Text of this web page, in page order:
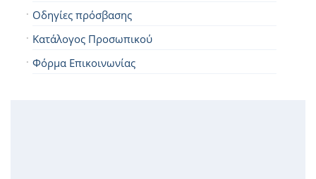
Οδηγίες πρόσβασης
Κατάλογος Προσωπικού
Φόρμα Επικοινωνίας